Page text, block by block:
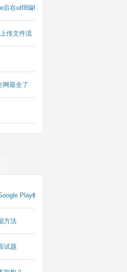
在utf8编码下乱码的问题
传文件流
网最全了
Play帐户报告PHP库
方法
试题